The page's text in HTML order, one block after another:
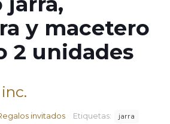
y macetero
2 unidades
invitados Etiquetas:
jarra